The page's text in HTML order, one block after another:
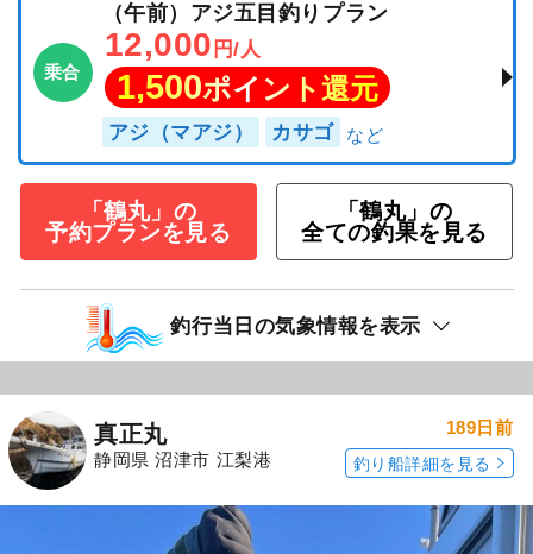
乗合
（午前）アジ五目釣りプラン
12,000 円/人
1,500ポイント還元
アジ（マアジ） カサゴ
「鶴丸」の
予約プランを見る
「鶴丸」の
全ての釣果を見る
釣行当日の気象情報を表示
真正丸
静岡県 沼津市 江梨港
189日前
釣り船詳細を見る